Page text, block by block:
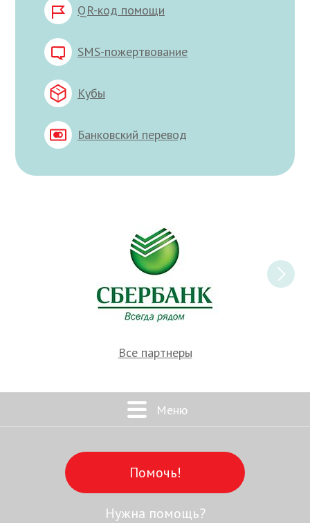
QR-код помощи
SMS-пожертвование
Кубы
Банковский перевод
Все партнеры
Меню
Помочь!
Нужна помощь?